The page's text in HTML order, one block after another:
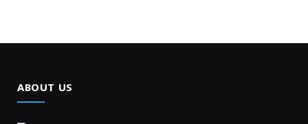
ABOUT US